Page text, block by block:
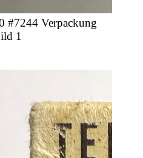
#7244 Verpackung
1